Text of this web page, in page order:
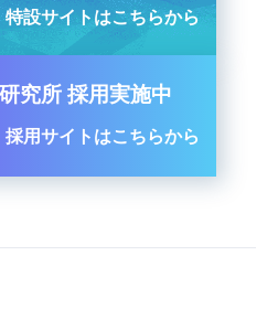
特設サイトはこちらから
究所 採用実施中
採用サイトはこちらから